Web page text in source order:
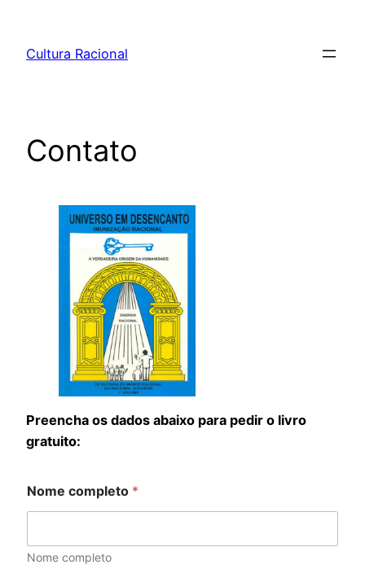
Cultura Racional
Contato
Preencha os dados abaixo para pedir o livro
gratuito:
Nome completo *
Nome completo